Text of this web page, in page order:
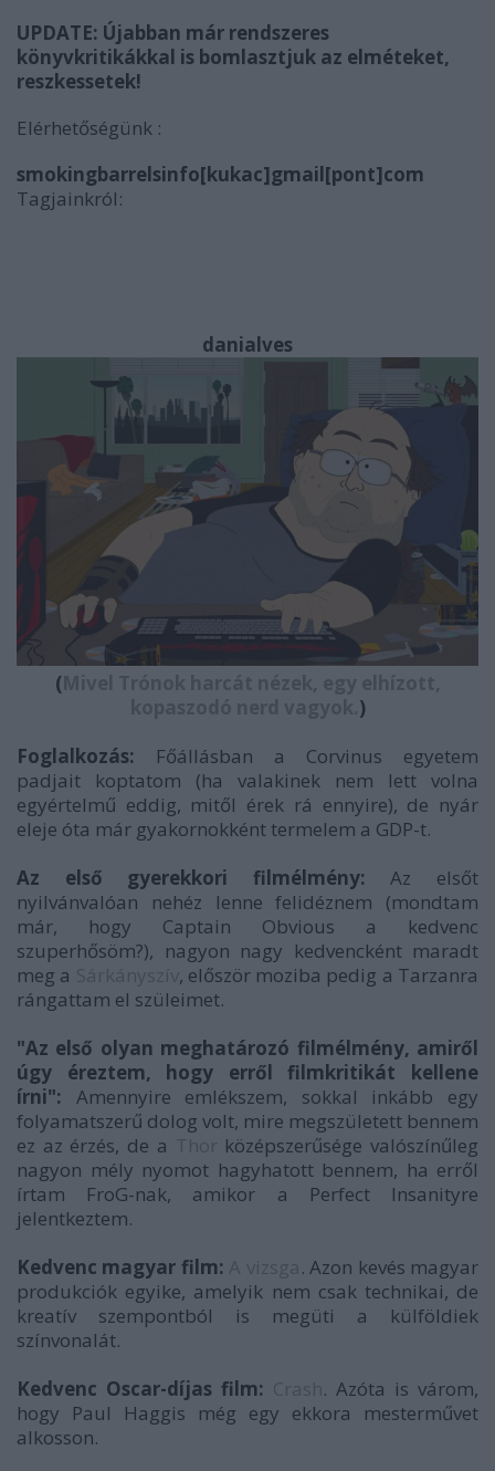
UPDATE: Újabban már rendszeres
könyvkritikákkal is bomlasztjuk az elméteket,
reszkessetek!
Elérhetőségünk :
smokingbarrelsinfo[kukac]gmail[pont]com
Tagjainkról:
danialves
(Mivel Trónok harcát nézek, egy elhízott,
)
Foglalkozás: Főállásban a Corvinus egyetem
padjait koptatom (ha valakinek nem lett volna
egyértelmű eddig, mitől érek rá ennyire), de nyár
eleje óta már gyakornokként termelem a GDP-t.
Az első gyerekkori filmélmény:Az elsőt
nyilvánvalóan nehéz lenne felidéznem (mondtam
már, hogy Captain Obvious a kedvenc
szuperhősöm?), nagyon nagy kedvencként maradt
meg a
, először moziba pedig a Tarzanra
rángattam el szüleimet.
"Az első olyan meghatározó filmélmény, amiről
úgy éreztem, hogy erről filmkritikát kellene
írni": Amennyire emlékszem, sokkal inkább egy
folyamatszerű dolog volt, mire megszületett bennem
ez az érzés, de a
középszerűsége valószínűleg
nagyon mély nyomot hagyhatott bennem, ha erről
írtam FroG-nak, amikor a Perfect Insanityre
jelentkeztem.
Kedvenc magyar film:
. Azon kevés magyar
produkciók egyike, amelyik nem csak technikai, de
kreatív szempontból is megüti a külföldiek
színvonalát.
Kedvenc Oscar-díjas film:
. Azóta is várom,
hogy Paul Haggis még egy ekkora mesterművet
alkosson.